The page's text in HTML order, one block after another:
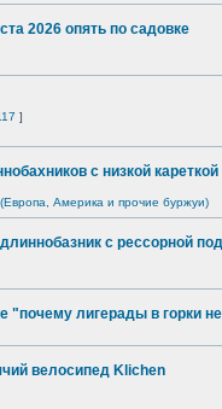
2026 опять по садовке
]
с низкой кареткой
Америка и прочие буржуи)
с рессорной
"почему лигерады в горки
велосипед Klichen